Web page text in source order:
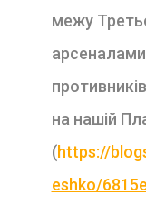
межу
арсеналами
на нашій
(https://
eshko/